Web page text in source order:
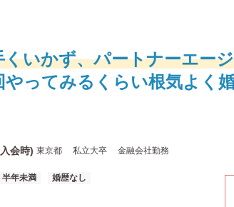
いかず、パートナーエー
ってみるくらい根気よく
会時) 東京都 私立大卒 金融会社勤務
半年未満 婚歴なし